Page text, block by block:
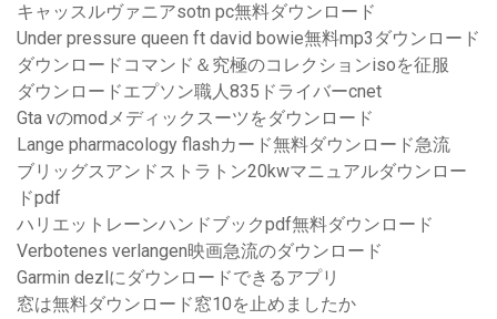
キャッスルヴァニアsotn pc無料ダウンロード
Under pressure queen ft david bowie無料mp3ダウンロード
ダウンロードコマンド＆究極のコレクションisoを征服
ダウンロードエプソン職人835ドライバーcnet
Gta vのmodメディックスーツをダウンロード
Lange pharmacology flashカード無料ダウンロード急流
ブリッグスアンドストラトン20kwマニュアルダウンロー
ドpdf
ハリエットレーンハンドブックpdf無料ダウンロード
Verbotenes verlangen映画急流のダウンロード
Garmin dezlにダウンロードできるアプリ
窓は無料ダウンロード窓10を止めましたか